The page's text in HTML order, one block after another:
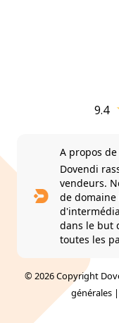
9.4
A propos
Dovendi
vendeurs.
de
dans le but
toutes les
© 2026 Copyright
générales |